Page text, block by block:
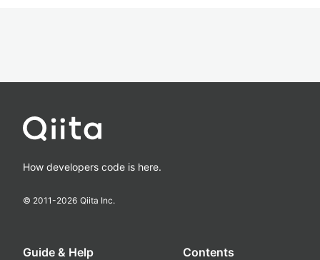
How developers code is here.
© 2011-2026 Qiita Inc.
Guide & Help Contents